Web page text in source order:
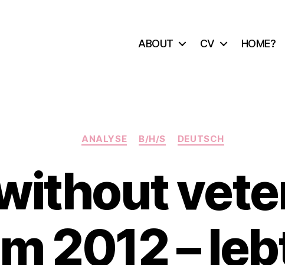
ABOUT CV HOME?
Categories
ANALYSE B/H/S DEUTSCH
2012 –